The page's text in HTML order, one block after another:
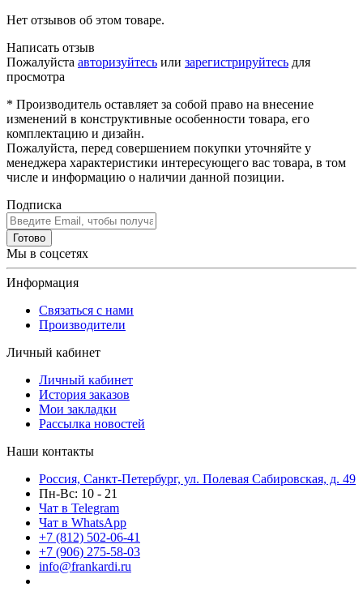
Нет отзывов об этом товаре.
Написать отзыв
Пожалуйста авторизуйтесь или зарегистрируйтесь для
просмотра
* Производитель оставляет за собой право на внесение
изменений в конструктивные особенности товара, его
комплектацию и дизайн.
Пожалуйста, перед совершением покупки уточняйте у
менеджера характеристики интересующего вас товара, в том
числе и информацию о наличии данной позиции.
Подписка
Готово
Мы в соцсетях
Информация
Связаться с нами
Производители
Личный кабинет
Личный кабинет
История заказов
Мои закладки
Рассылка новостей
Наши контакты
Россия, Санкт-Петербург, ул. Полевая Сабировская, д. 49
Пн-Вс: 10 - 21
Чат в Telegram
Чат в WhatsApp
+7 (812) 502-06-41
+7 (906) 275-58-03
info@frankardi.ru